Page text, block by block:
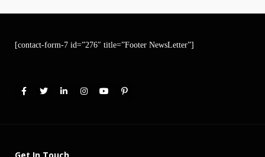
[contact-form-7 id=”276″ title=”Footer NewsLetter”]